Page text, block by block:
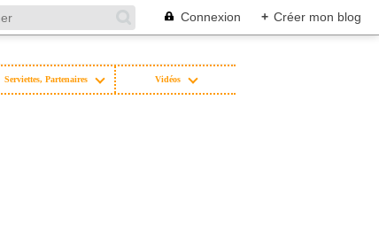
Connexion + Créer mon blog
Serviettes, Partenaires Vidéos